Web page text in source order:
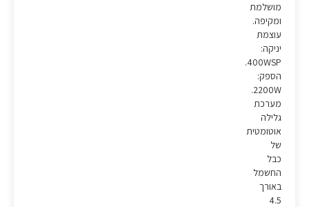
מושלמת
ומקיפה.
עוצמת
יניקה:
400WSP.
הספק:
2200W.
מערכת
גלילה
אוטומטית
של
כבל
החשמל
באורך
4.5